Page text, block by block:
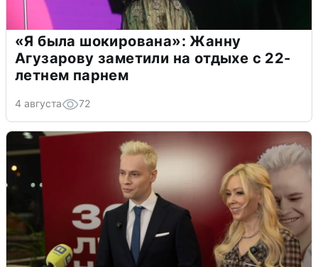
«Я была шокирована»: Жанну
Агузарову заметили на отдыхе с 22-
летнем парнем
4 августа 72